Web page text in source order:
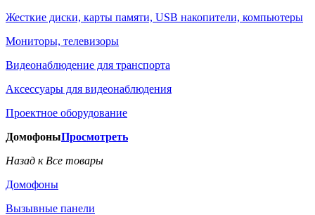
Жесткие диски, карты памяти, USB накопители, компьютеры
Мониторы, телевизоры
Видеонаблюдение для транспорта
Аксессуары для видеонаблюдения
Проектное оборудование
ДомофоныПросмотреть
Назад к Все товары
Домофоны
Вызывные панели